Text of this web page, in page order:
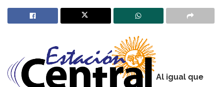
Al igual que